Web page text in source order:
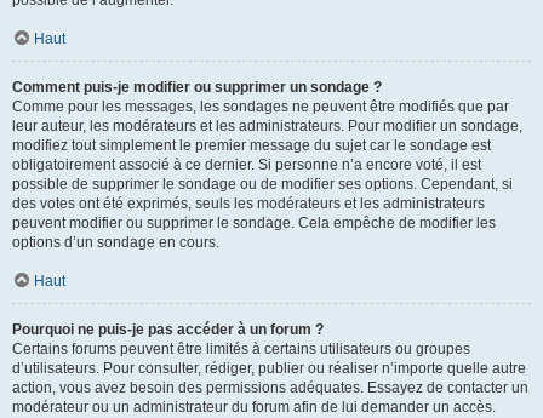
Haut
Comment puis-je modifier ou supprimer un sondage ?
Comme pour les messages, les sondages ne peuvent être modifiés que par
leur auteur, les modérateurs et les administrateurs. Pour modifier un sondage,
modifiez tout simplement le premier message du sujet car le sondage est
obligatoirement associé à ce dernier. Si personne n’a encore voté, il est
possible de supprimer le sondage ou de modifier ses options. Cependant, si
des votes ont été exprimés, seuls les modérateurs et les administrateurs
peuvent modifier ou supprimer le sondage. Cela empêche de modifier les
options d’un sondage en cours.
Haut
Pourquoi ne puis-je pas accéder à un forum ?
Certains forums peuvent être limités à certains utilisateurs ou groupes
d’utilisateurs. Pour consulter, rédiger, publier ou réaliser n’importe quelle autre
action, vous avez besoin des permissions adéquates. Essayez de contacter un
modérateur ou un administrateur du forum afin de lui demander un accès.